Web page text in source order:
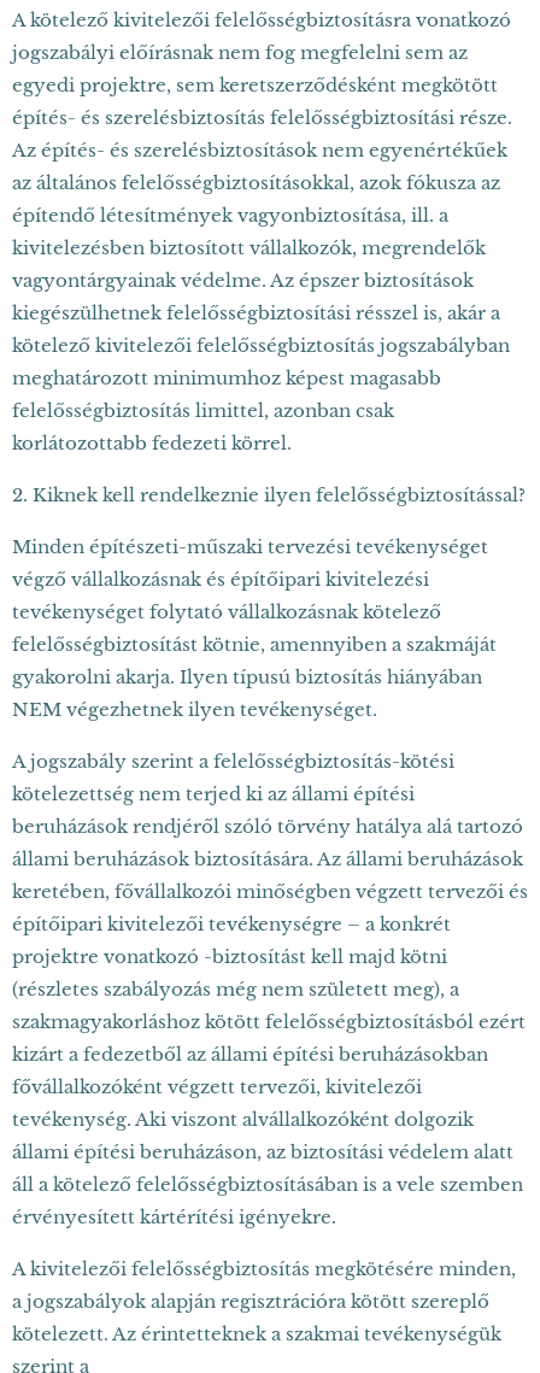
A kötelező kivitelezői felelősségbiztosításra vonatkozó
jogszabályi előírásnak nem fog megfelelni sem az
egyedi projektre, sem keretszerződésként megkötött
építés- és szerelésbiztosítás felelősségbiztosítási része.
Az építés- és szerelésbiztosítások nem egyenértékűek
az általános felelősségbiztosításokkal, azok fókusza az
építendő létesítmények vagyonbiztosítása, ill. a
kivitelezésben biztosított vállalkozók, megrendelők
vagyontárgyainak védelme. Az épszer biztosítások
kiegészülhetnek felelősségbiztosítási résszel is, akár a
kötelező kivitelezői felelősségbiztosítás jogszabályban
meghatározott minimumhoz képest magasabb
felelősségbiztosítás limittel, azonban csak
korlátozottabb fedezeti körrel.
2. Kiknek kell rendelkeznie ilyen felelősségbiztosítással?
Minden építészeti-műszaki tervezési tevékenységet
végző vállalkozásnak és építőipari kivitelezési
tevékenységet folytató vállalkozásnak kötelező
felelősségbiztosítást kötnie, amennyiben a szakmáját
gyakorolni akarja. Ilyen típusú biztosítás hiányában
NEM végezhetnek ilyen tevékenységet.
A jogszabály szerint a felelősségbiztosítás-kötési
kötelezettség nem terjed ki az állami építési
beruházások rendjéről szóló törvény hatálya alá tartozó
állami beruházások biztosítására. Az állami beruházások
keretében, fővállalkozói minőségben végzett tervezői és
építőipari kivitelezői tevékenységre – a konkrét
projektre vonatkozó -biztosítást kell majd kötni
(részletes szabályozás még nem született meg), a
szakmagyakorláshoz kötött felelősségbiztosításból ezért
kizárt a fedezetből az állami építési beruházásokban
fővállalkozóként végzett tervezői, kivitelezői
tevékenység. Aki viszont alvállalkozóként dolgozik
állami építési beruházáson, az biztosítási védelem alatt
áll a kötelező felelősségbiztosításában is a vele szemben
érvényesített kártérítési igényekre.
A kivitelezői felelősségbiztosítás megkötésére minden,
a jogszabályok alapján regisztrációra kötött szereplő
kötelezett. Az érintetteknek a szakmai tevékenységük
szerint a